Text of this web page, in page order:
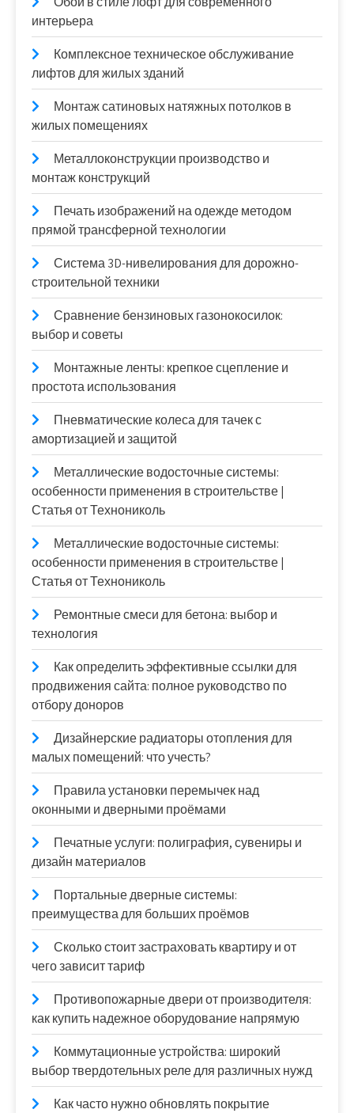
интерьера
Комплексное техническое обслуживание
лифтов для жилых зданий
Монтаж сатиновых натяжных потолков в
жилых помещениях
Металлоконструкции производство и
монтаж конструкций
Печать изображений на одежде методом
прямой трансферной технологии
Система 3D-нивелирования для дорожно-
строительной техники
Сравнение бензиновых газонокосилок:
выбор и советы
Монтажные ленты: крепкое сцепление и
простота использования
Пневматические колеса для тачек с
амортизацией и защитой
Металлические водосточные системы:
особенности применения в строительстве |
Статья от Технониколь
Металлические водосточные системы:
особенности применения в строительстве |
Статья от Технониколь
Ремонтные смеси для бетона: выбор и
технология
Как определить эффективные ссылки для
продвижения сайта: полное руководство по
отбору доноров
Дизайнерские радиаторы отопления для
малых помещений: что учесть?
Правила установки перемычек над
оконными и дверными проёмами
Печатные услуги: полиграфия, сувениры и
дизайн материалов
Портальные дверные системы:
преимущества для больших проёмов
Сколько стоит застраховать квартиру и от
чего зависит тариф
Противопожарные двери от производителя:
как купить надежное оборудование напрямую
Коммутационные устройства: широкий
выбор твердотельных реле для различных нужд
Как часто нужно обновлять покрытие